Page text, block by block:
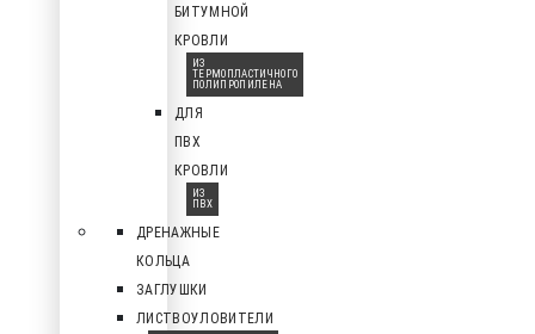
БИТУМНОЙ
КРОВЛИ
ИЗ
ТЕРМОПЛАСТИЧНОГО
ПОЛИПРОПИЛЕНА
ДЛЯ
ПВХ
КРОВЛИ
ИЗ
ПВХ
ДРЕНАЖНЫЕ
КОЛЬЦА
ЗАГЛУШКИ
ЛИСТВОУЛОВИТЕЛИ